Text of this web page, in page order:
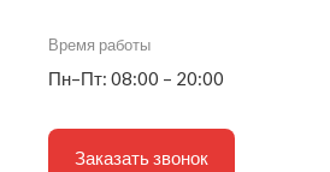
Время работы
Пн–Пт: 08:00 – 20:00
Заказать звонок